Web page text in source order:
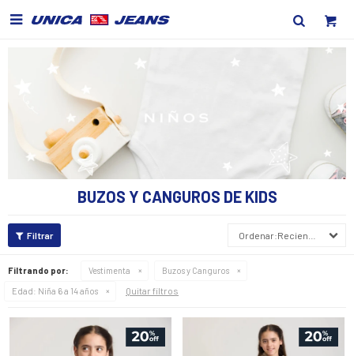

BUZOS Y CANGUROS DE KIDS
Recientes
Filtrando por: Vestimenta
Buzos y Canguros
Edad: Niña 6 a 14 años Quitar filtros